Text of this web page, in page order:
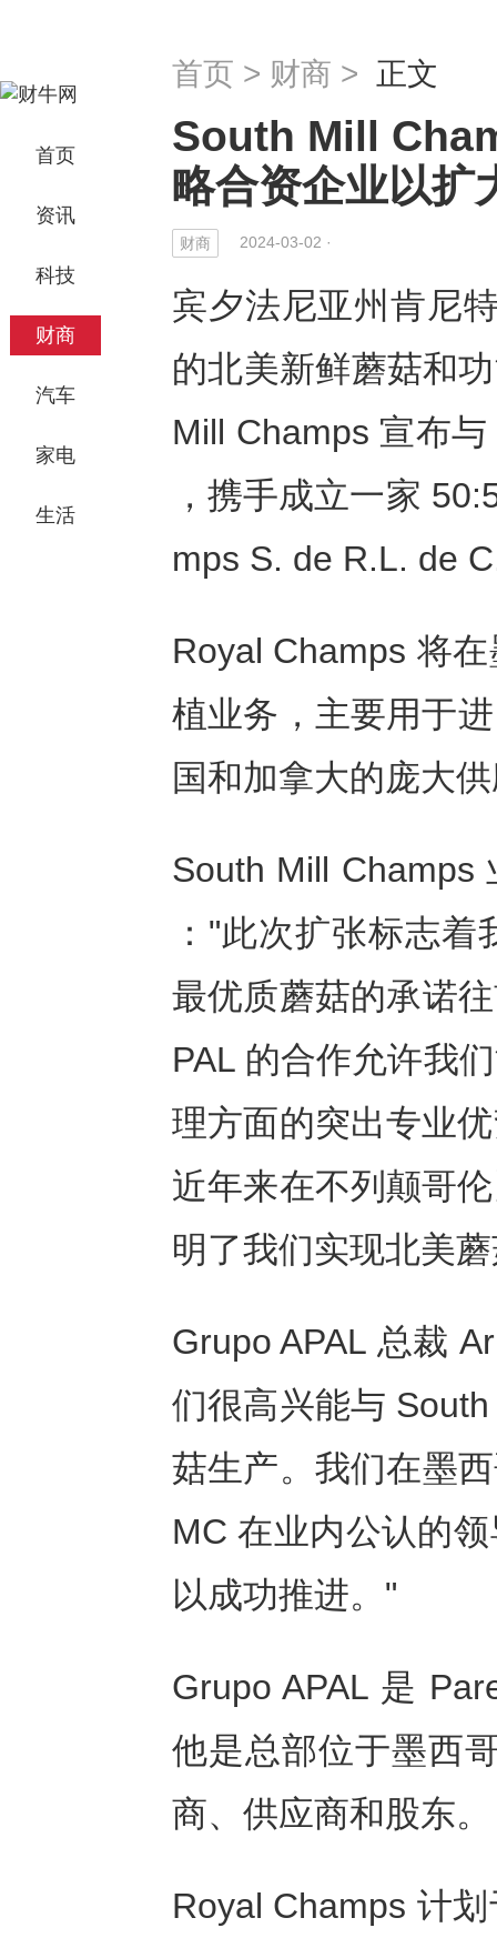
首页
资讯
科技
财商
汽车
家电
生活
首页 > 财商 > 正文
South Mill
略合资企业以扩
财商 2024-03-02 ·
宾夕法尼亚州肯尼
的北美新鲜蘑菇和
Mill Champs 宣布
，携手成立一家
mps S. de R.L. de
Royal Champs 将
植业务，主要用于
国和加拿大的庞大
South Mill Champs
："此次扩张标志
最优质蘑菇的承诺
PAL 的合作允许我
理方面的突出专业
近年来在不列颠哥
明了我们实现北美
Grupo APAL 总裁
们很高兴能与
菇生产。我们在墨
MC 在业内公认的
以成功推进。"
Grupo APAL 是
他是总部位于墨西
商、供应商和股东。
Royal Champs 计